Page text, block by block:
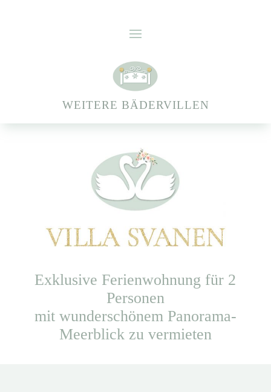
WEITERE BÄDERVILLEN
Exklusive Ferienwohnung für 2
Personen
mit wunderschönem Panorama-
Meerblick zu vermieten